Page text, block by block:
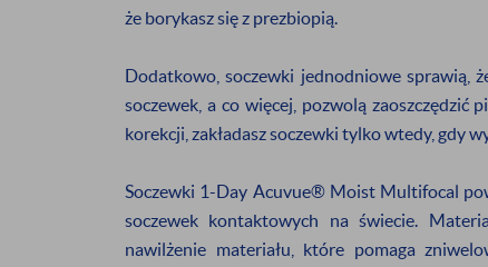
że borykasz się z prezbiopią.
Dodatkowo, soczewki jednodniowe sprawią,
soczewek, a co więcej, pozwolą zaoszczędzić
korekcji, zakładasz soczewki tylko wtedy, gdy
Soczewki 1-Day Acuvue® Moist Multifocal
soczewek kontaktowych na świecie.
nawilżenie materiału, które pomaga
promocjach
Wyrażam zgodę
podany adres e-mail
* Nie dotyczy produktów